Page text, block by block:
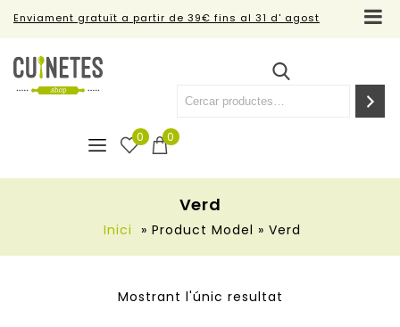
Enviament gratuït a partir de 39€ fins al 31 d' agost
0
0
Verd
Inici » Product Model » Verd
Mostrant l'únic resultat